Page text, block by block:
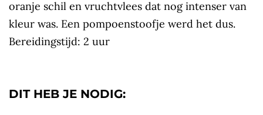
oranje schil en vruchtvlees dat nog intenser van
kleur was. Een pompoenstoofje werd het dus.
Bereidingstijd: 2 uur
DIT HEB JE NODIG: